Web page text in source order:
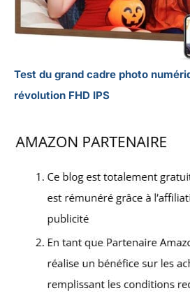
Test du grand cadre photo
révolution FHD IPS